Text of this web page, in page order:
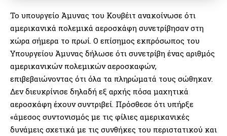
Το υπουργείο Άμυνας του Κουβέιτ ανακοίνωσε ότι
αμερικανικά πολεμικά αεροσκάφη συνετρίβησαν στη
χώρα σήμερα το πρωί. Ο επίσημος εκπρόσωπος του
Υπουργείου Άμυνας δήλωσε ότι συνετρίβη ένας αριθμός
αμερικανικών πολεμικών αεροσκαφών,
επιβεβαιώνοντας ότι όλα τα πληρώματά τους σώθηκαν.
Δεν διευκρίνισε δηλαδή εξ αρχής πόσα μαχητικά
αεροσκάφη έχουν συντριβεί. Πρόσθεσε ότι υπήρξε
«άμεσος συντονισμός με τις φίλιες αμερικανικές
δυνάμεις σχετικά με τις συνθήκες του περιστατικού και